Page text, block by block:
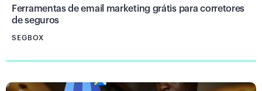
Ferramentas de email marketing grátis para corretores
de seguros
SEGBOX